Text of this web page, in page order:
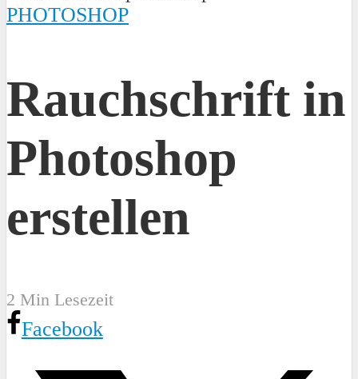
PHOTOSHOP
Rauchschrift in
Photoshop
erstellen
2 Min Lesezeit
Facebook